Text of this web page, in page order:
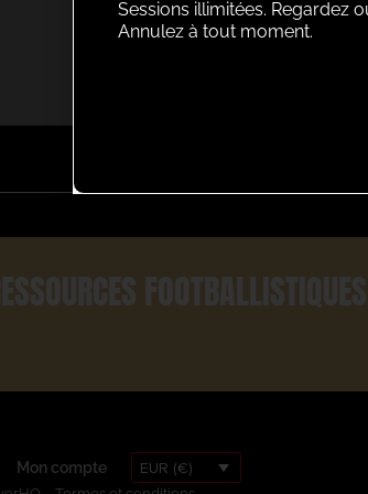
Mon compte EUR (€)
Sessions illimitées. Regardez
Annulez à tout moment.